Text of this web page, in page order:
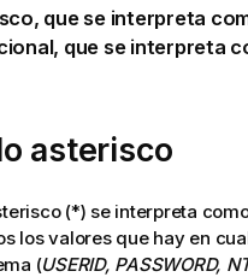
que se interpreta
que se interpreta
asterisco
(*) se interpreta
los valores que hay en
(USERID, PASSWORD,